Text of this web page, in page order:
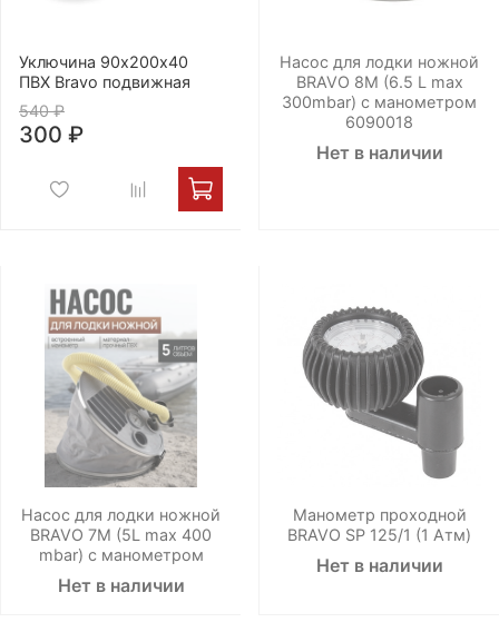
Уключина 90х200х40
ПВХ Bravo подвижная
540 ₽
300 ₽
Насос для лодки ножной
BRAVO 8M (6.5 L max
300mbar) с манометром
6090018
Нет в наличии
Насос для лодки ножной
BRAVO 7M (5L max 400
mbar) с манометром
Нет в наличии
Манометр проходной
BRAVO SP 125/1 (1 Атм)
Нет в наличии